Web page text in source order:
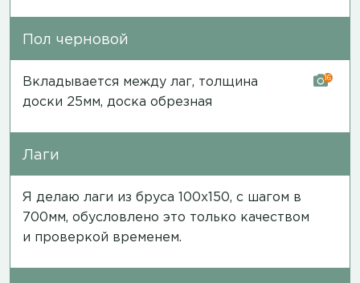
Пол черновой
Вкладывается между лаг, толщина
доски 25мм, доска обрезная
16
Лаги
Я делаю лаги из бруса 100х150, с шагом в
700мм, обусловлено это только качеством
и проверкой временем.